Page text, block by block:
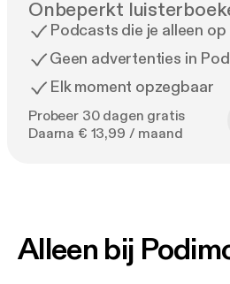
Onbeperkt
Podcasts die je alleen
Geen advertenties in
Elk moment opzegbaar
Probeer 30 dagen gratis
Daarna € 13,99 / maand
Alleen bij